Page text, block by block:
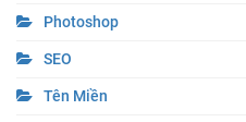
Photoshop
SEO
Tên Miền